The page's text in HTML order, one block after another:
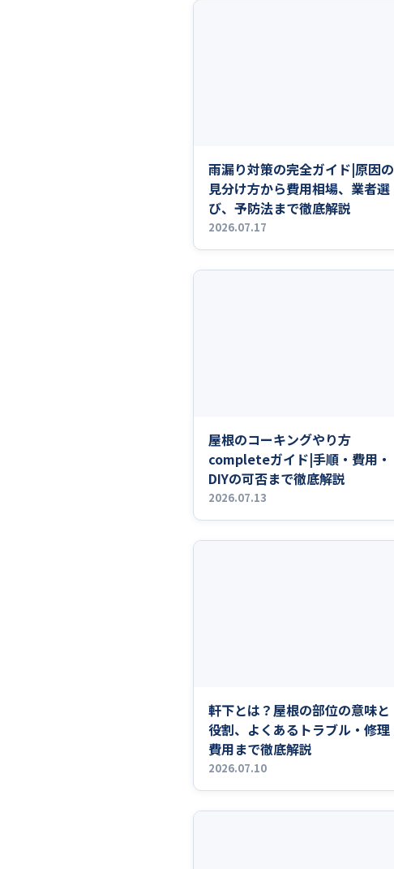
雨漏り対策の完全ガイド|原因の
見分け方から費用相場、業者選
び、予防法まで徹底解説
2026.07.17
屋根のコーキングやり方
completeガイド|手順・費用・
DIYの可否まで徹底解説
2026.07.13
軒下とは？屋根の部位の意味と
役割、よくあるトラブル・修理
費用まで徹底解説
2026.07.10